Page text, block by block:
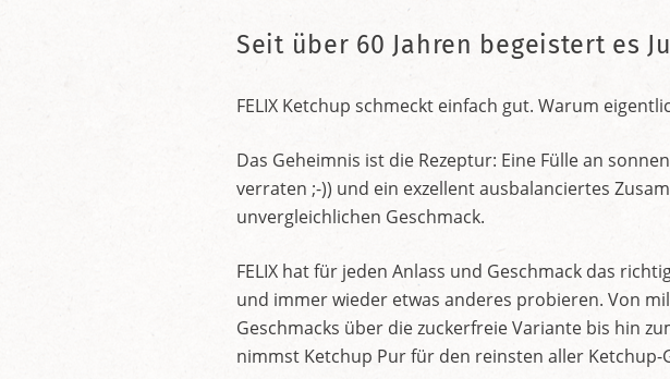
Seit über 60 Jahren begeistert es
FELIX Ketchup schmeckt einfach gut. Warum
Das Geheimnis ist die Rezeptur: Eine Fülle an
verraten ;-)) und ein exzellent ausbalanciertes
unvergleichlichen Geschmack.
FELIX hat für jeden Anlass und Geschmack das
und immer wieder etwas anderes probieren. Von
Geschmacks über die zuckerfreie Variante bis hin
nimmst Ketchup Pur für den reinsten aller Ketchup-